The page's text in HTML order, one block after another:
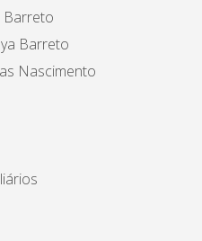
Barreto
Barreto
Nascimento